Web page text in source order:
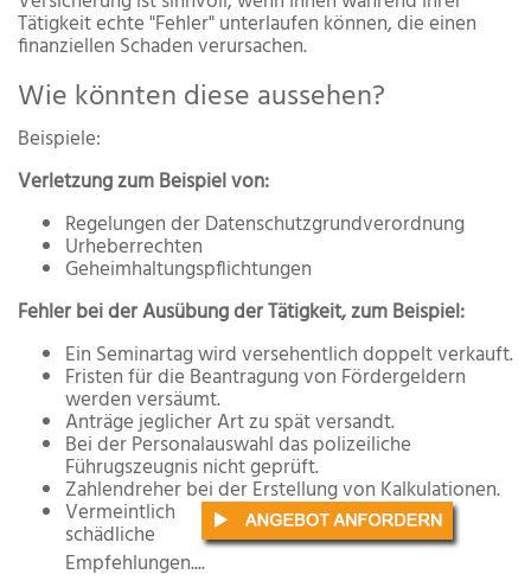
Tätigkeit echte "Fehler" unterlaufen können, die einen
finanziellen Schaden verursachen.
Wie könnten diese aussehen?
Beispiele:
Verletzung zum Beispiel von:
Regelungen der Datenschutzgrundverordnung
Urheberrechten
Geheimhaltungspflichtungen
Fehler bei der Ausübung der Tätigkeit, zum Beispiel:
Ein Seminartag wird versehentlich doppelt verkauft.
Fristen für die Beantragung von Fördergeldern
werden versäumt.
Anträge jeglicher Art zu spät versandt.
Bei der Personalauswahl das polizeiliche
Führugszeugnis nicht geprüft.
Zahlendreher bei der Erstellung von Kalkulationen.
Vermeintlich
schädliche
Empfehlungen....